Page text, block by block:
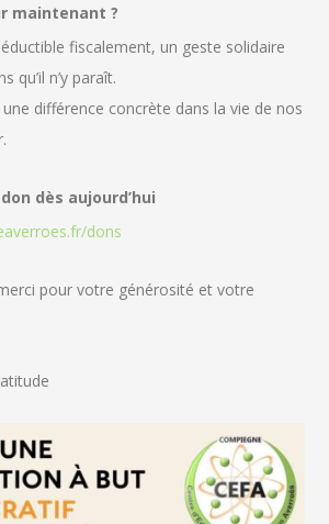
maintenant ?
fiscalement, un geste solidaire
qu’il n’y paraît.
différence concrète dans la vie de nos
dès aujourd’hui
dons
pour votre générosité et votre